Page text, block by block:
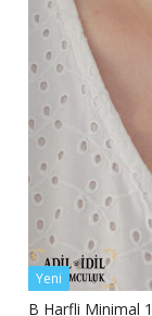
Yeni
B Harfli Minimal